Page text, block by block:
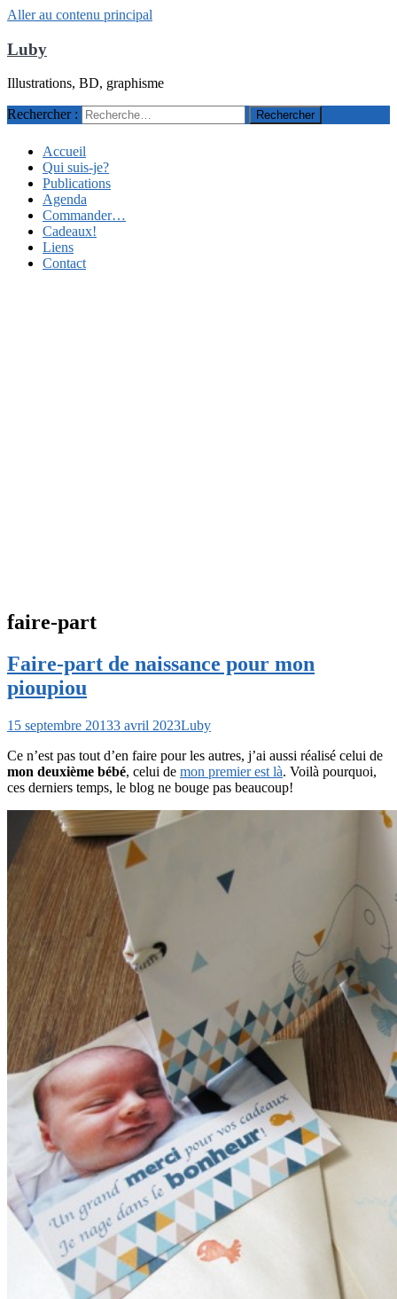
Aller au contenu principal
Luby
Illustrations, BD, graphisme
Rechercher :
Accueil
Qui suis-je?
Publications
Agenda
Commander…
Cadeaux!
Liens
Contact
faire-part
Faire-part de naissance pour mon
pioupiou
15 septembre 20133 avril 2023Luby
Ce n’est pas tout d’en faire pour les autres, j’ai aussi réalisé celui de
mon deuxième bébé, celui de mon premier est là. Voilà pourquoi,
ces derniers temps, le blog ne bouge pas beaucoup!